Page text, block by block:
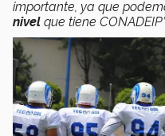
importante, ya que
nivel que tiene CONADEIP